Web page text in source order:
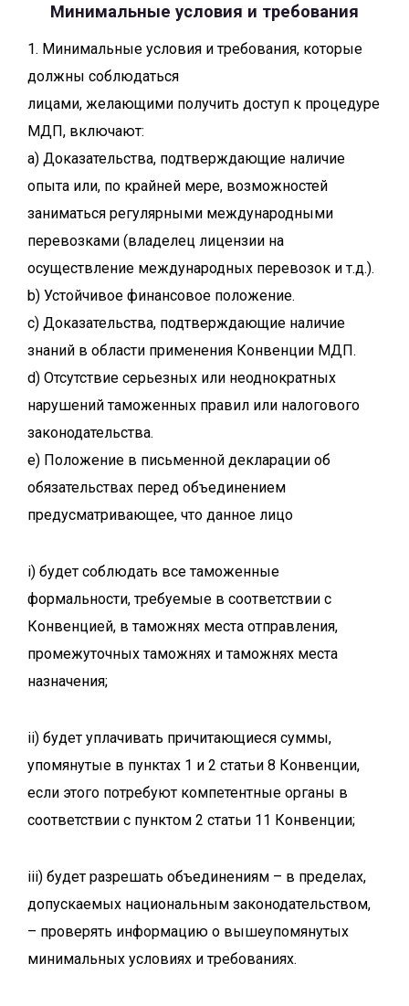
Минимальные условия и требования
1. Минимальные условия и требования, которые
должны соблюдаться
лицами, желающими получить доступ к процедуре
МДП, включают:
a) Доказательства, подтверждающие наличие
опыта или, по крайней мере, возможностей
заниматься регулярными международными
перевозками (владелец лицензии на
осуществление международных перевозок и т.д.).
b) Устойчивое финансовое положение.
c) Доказательства, подтверждающие наличие
знаний в области применения Конвенции МДП.
d) Отсутствие серьезных или неоднократных
нарушений таможенных правил или налогового
законодательства.
e) Положение в письменной декларации об
обязательствах перед объединением
предусматривающее, что данное лицо
i) будет соблюдать все таможенные
формальности, требуемые в соответствии с
Конвенцией, в таможнях места отправления,
промежуточных таможнях и таможнях места
назначения;
ii) будет уплачивать причитающиеся суммы,
упомянутые в пунктах 1 и 2 статьи 8 Конвенции,
если этого потребуют компетентные органы в
соответствии с пунктом 2 статьи 11 Конвенции;
iii) будет разрешать объединениям – в пределах,
допускаемых национальным законодательством,
– проверять информацию о вышеупомянутых
минимальных условиях и требованиях.